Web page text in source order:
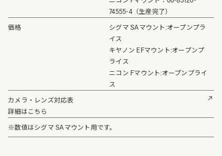
74555-4（生産完了）
価格
シグマ SAマウント:オープンプラ
イス
キヤノン EFマウント:オープンプ
ライス
ニコン Fマウント:オープンプライ
ス
カメラ・レンズ対応表
詳細はこちら
※数値はシグマ SAマウント用です。